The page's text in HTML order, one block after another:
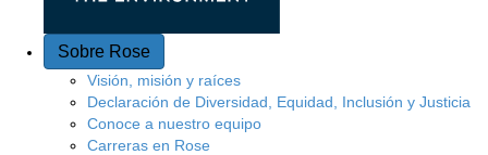
Sobre Rose
Visión, misión y raíces
Declaración de Diversidad, Equidad, Inclusión y Justicia
Conoce a nuestro equipo
Carreras en Rose